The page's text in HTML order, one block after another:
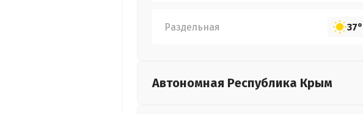
Раздельная 37°
Автономная Республика Крым